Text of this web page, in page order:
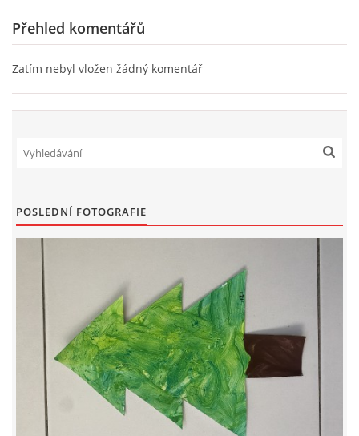
CHARAKTERISTIKA ROČNÍCH OBDOBÍ
POHYBOVÉ AKTIVITY NA TÉMA JARO
PÍSNĚ K TÉMATU LÉTO
BÁSNĚ K TÉMATU LÉTO
POHYBOVÉ AKTIVITY NA TÉMA LÉTO
PÍSNĚ K TÉMATU PODZIM
Přehled komentářů
Zatím nebyl vložen žádný komentář
POSLEDNÍ FOTOGRAFIE